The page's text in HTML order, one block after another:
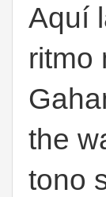
Aquí
ritmo
the
tono